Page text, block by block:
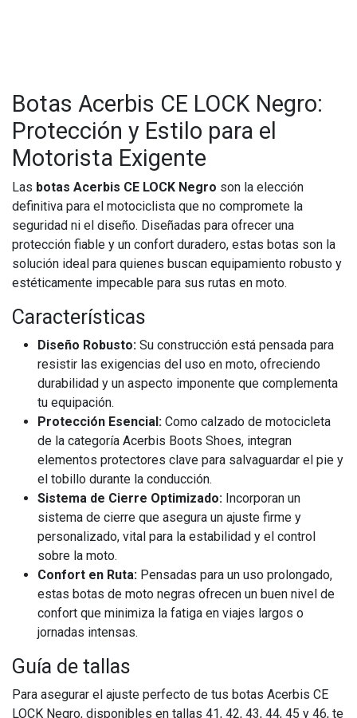
Botas Acerbis CE LOCK Negro:
Protección y Estilo para el
Motorista Exigente
Las botas Acerbis CE LOCK Negro son la elección
definitiva para el motociclista que no compromete la
seguridad ni el diseño. Diseñadas para ofrecer una
protección fiable y un confort duradero, estas botas son la
solución ideal para quienes buscan equipamiento robusto y
estéticamente impecable para sus rutas en moto.
Características
Diseño Robusto: Su construcción está pensada para
resistir las exigencias del uso en moto, ofreciendo
durabilidad y un aspecto imponente que complementa
tu equipación.
Protección Esencial: Como calzado de motocicleta
de la categoría Acerbis Boots Shoes, integran
elementos protectores clave para salvaguardar el pie y
el tobillo durante la conducción.
Sistema de Cierre Optimizado: Incorporan un
sistema de cierre que asegura un ajuste firme y
personalizado, vital para la estabilidad y el control
sobre la moto.
Confort en Ruta: Pensadas para un uso prolongado,
estas botas de moto negras ofrecen un buen nivel de
confort que minimiza la fatiga en viajes largos o
jornadas intensas.
Guía de tallas
Para asegurar el ajuste perfecto de tus botas Acerbis CE
LOCK Negro, disponibles en tallas 41, 42, 43, 44, 45 y 46, te